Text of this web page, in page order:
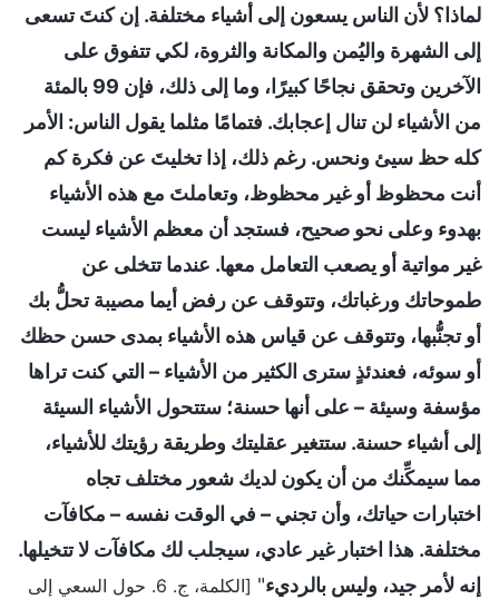
لماذا؟ لأن الناس يسعون إلى أشياء مختلفة. إن كنتَ تسعى
إلى الشهرة واليُمن والمكانة والثروة، لكي تتفوق على
الآخرين وتحقق نجاحًا كبيرًا، وما إلى ذلك، فإن 99 بالمئة
من الأشياء لن تنال إعجابك. فتمامًا مثلما يقول الناس: الأمر
كله حظ سيئ ونحس. رغم ذلك، إذا تخليتَ عن فكرة كم
أنت محظوظ أو غير محظوظ، وتعاملتَ مع هذه الأشياء
بهدوء وعلى نحو صحيح، فستجد أن معظم الأشياء ليست
غير مواتية أو يصعب التعامل معها. عندما تتخلى عن
طموحاتك ورغباتك، وتتوقف عن رفض أيما مصيبة تحلُّ بك
أو تجنُّبها، وتتوقف عن قياس هذه الأشياء بمدى حسن حظك
أو سوئه، فعندئذٍ سترى الكثير من الأشياء – التي كنت تراها
مؤسفة وسيئة – على أنها حسنة؛ ستتحول الأشياء السيئة
إلى أشياء حسنة. ستتغير عقليتك وطريقة رؤيتك للأشياء،
مما سيمكِّنك من أن يكون لديك شعور مختلف تجاه
اختبارات حياتك، وأن تجني – في الوقت نفسه – مكافآت
مختلفة. هذا اختبار غير عادي، سيجلب لك مكافآت لا تتخيلها.
إنه لأمر جيد، وليس بالرديء"
[الكلمة، ج. 6. حول السعي إلى